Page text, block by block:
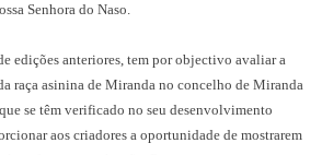
Senhora do Naso.
edições anteriores, tem por objectivo avaliar a
raça asinina de Miranda no concelho de Miranda
se têm verificado no seu desenvolvimento
aos criadores a oportunidade de mostrarem